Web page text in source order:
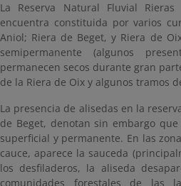
La Reserva Natural Fluvial
encuentra constituida por varios
Aniol; Riera de Beget, y Riera de
semipermanente (algunos
permanecen secos durante gran
de la Riera de Oix y algunos tramos
La presencia de alisedas en la
de Beget, denotan sin embargo
superficial y permanente. En las
cauce, aparece la sauceda
los desfiladeros, la aliseda
comunidades forestales de las